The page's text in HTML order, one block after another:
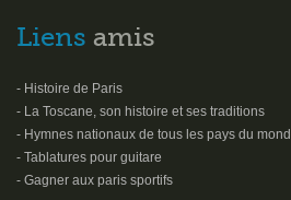
Liens amis
- Histoire de Paris
- La Toscane, son histoire et ses traditions
- Hymnes nationaux de tous les pays du
- Tablatures pour guitare
- Gagner aux paris sportifs